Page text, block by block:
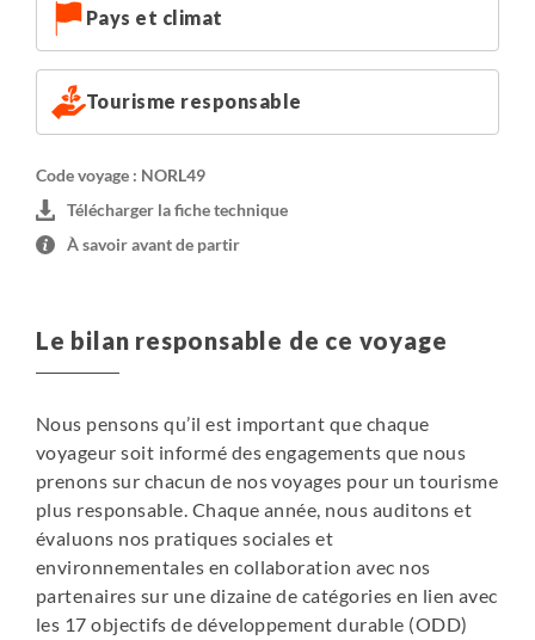
étape vous évitera de vous lever trop tôt avant votre vol
retour.
Pays et climat
Tourisme responsable
Code voyage : NORL49
Télécharger la fiche technique
À savoir avant de partir
Le bilan responsable de ce voyage
Nous pensons qu’il est important que chaque
voyageur soit informé des engagements que nous
prenons sur chacun de nos voyages pour un tourisme
plus responsable. Chaque année, nous auditons et
évaluons nos pratiques sociales et
environnementales en collaboration avec nos
partenaires sur une dizaine de catégories en lien avec
les 17 objectifs de développement durable (ODD)